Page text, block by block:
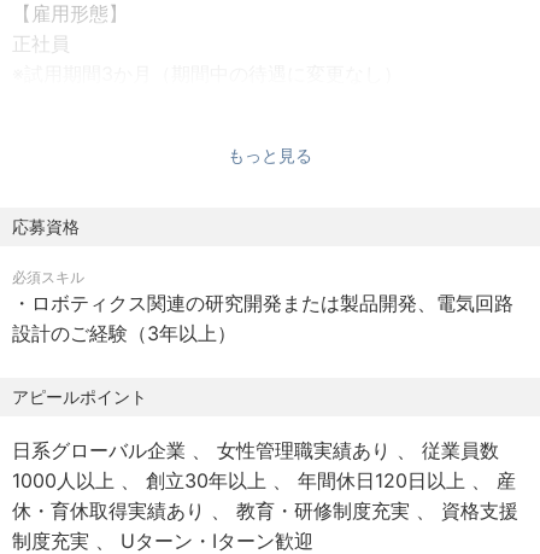
など他多数
【雇用形態】
正社員
・完全週休2日制（土日）、祝日
・夏季休暇
・年末年始
・年次有給休暇（入社月に付与。入社月によって日数に変
動あり。翌年度は19日付与、最大付与日数25日）
・看護休暇
・介護休暇
・産前産後休暇、育児休暇、等
もっと見る
応募資格
必須スキル
・ロボティクス関連の研究開発または製品開発、電気回路
設計のご経験（3年以上）
アピールポイント
日系グローバル企業 女性管理職実績あり
従業員数
1000人以上
創立30年以上 年間休日120日以上
産
休・育休取得実績あり
教育・研修制度充実
資格支援
制度充実
Uターン・Iターン歓迎